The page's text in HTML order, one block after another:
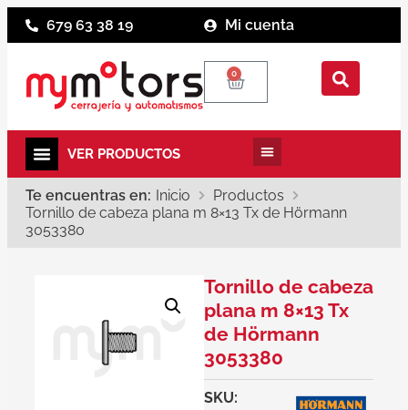
679 63 38 19 Mi cuenta
0
Te encuentras en: Inicio
Productos
Tornillo de cabeza plana m 8×13 Tx de Hörmann
3053380
Tornillo de cabeza
plana m 8×13 Tx
de Hörmann
3053380
SKU: